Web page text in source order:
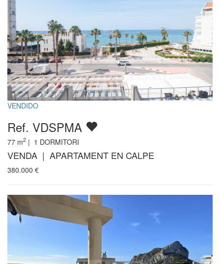
VENDIDO
Ref. VDSPMA
77 m2 | 1 DORMITORI
VENDA | APARTAMENT EN CALPE
380.000 €